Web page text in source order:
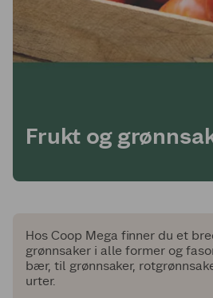
Frukt og
Hos Coop Mega finner du et
grønnsaker i alle former og
bær, til grønnsaker,
urter.